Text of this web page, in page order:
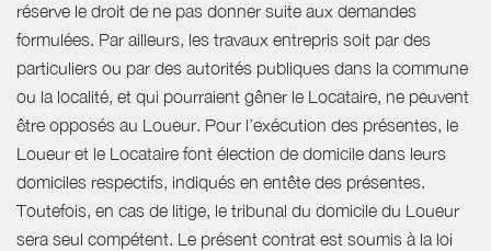
réserve le droit de ne pas donner suite aux demandes
formulées. Par ailleurs, les travaux entrepris soit par des
particuliers ou par des autorités publiques dans la commune
ou la localité, et qui pourraient gêner le Locataire, ne peuvent
être opposés au Loueur. Pour l’exécution des présentes, le
Loueur et le Locataire font élection de domicile dans leurs
domiciles respectifs, indiqués en entête des présentes.
Toutefois, en cas de litige, le tribunal du domicile du Loueur
sera seul compétent. Le présent contrat est soumis à la loi